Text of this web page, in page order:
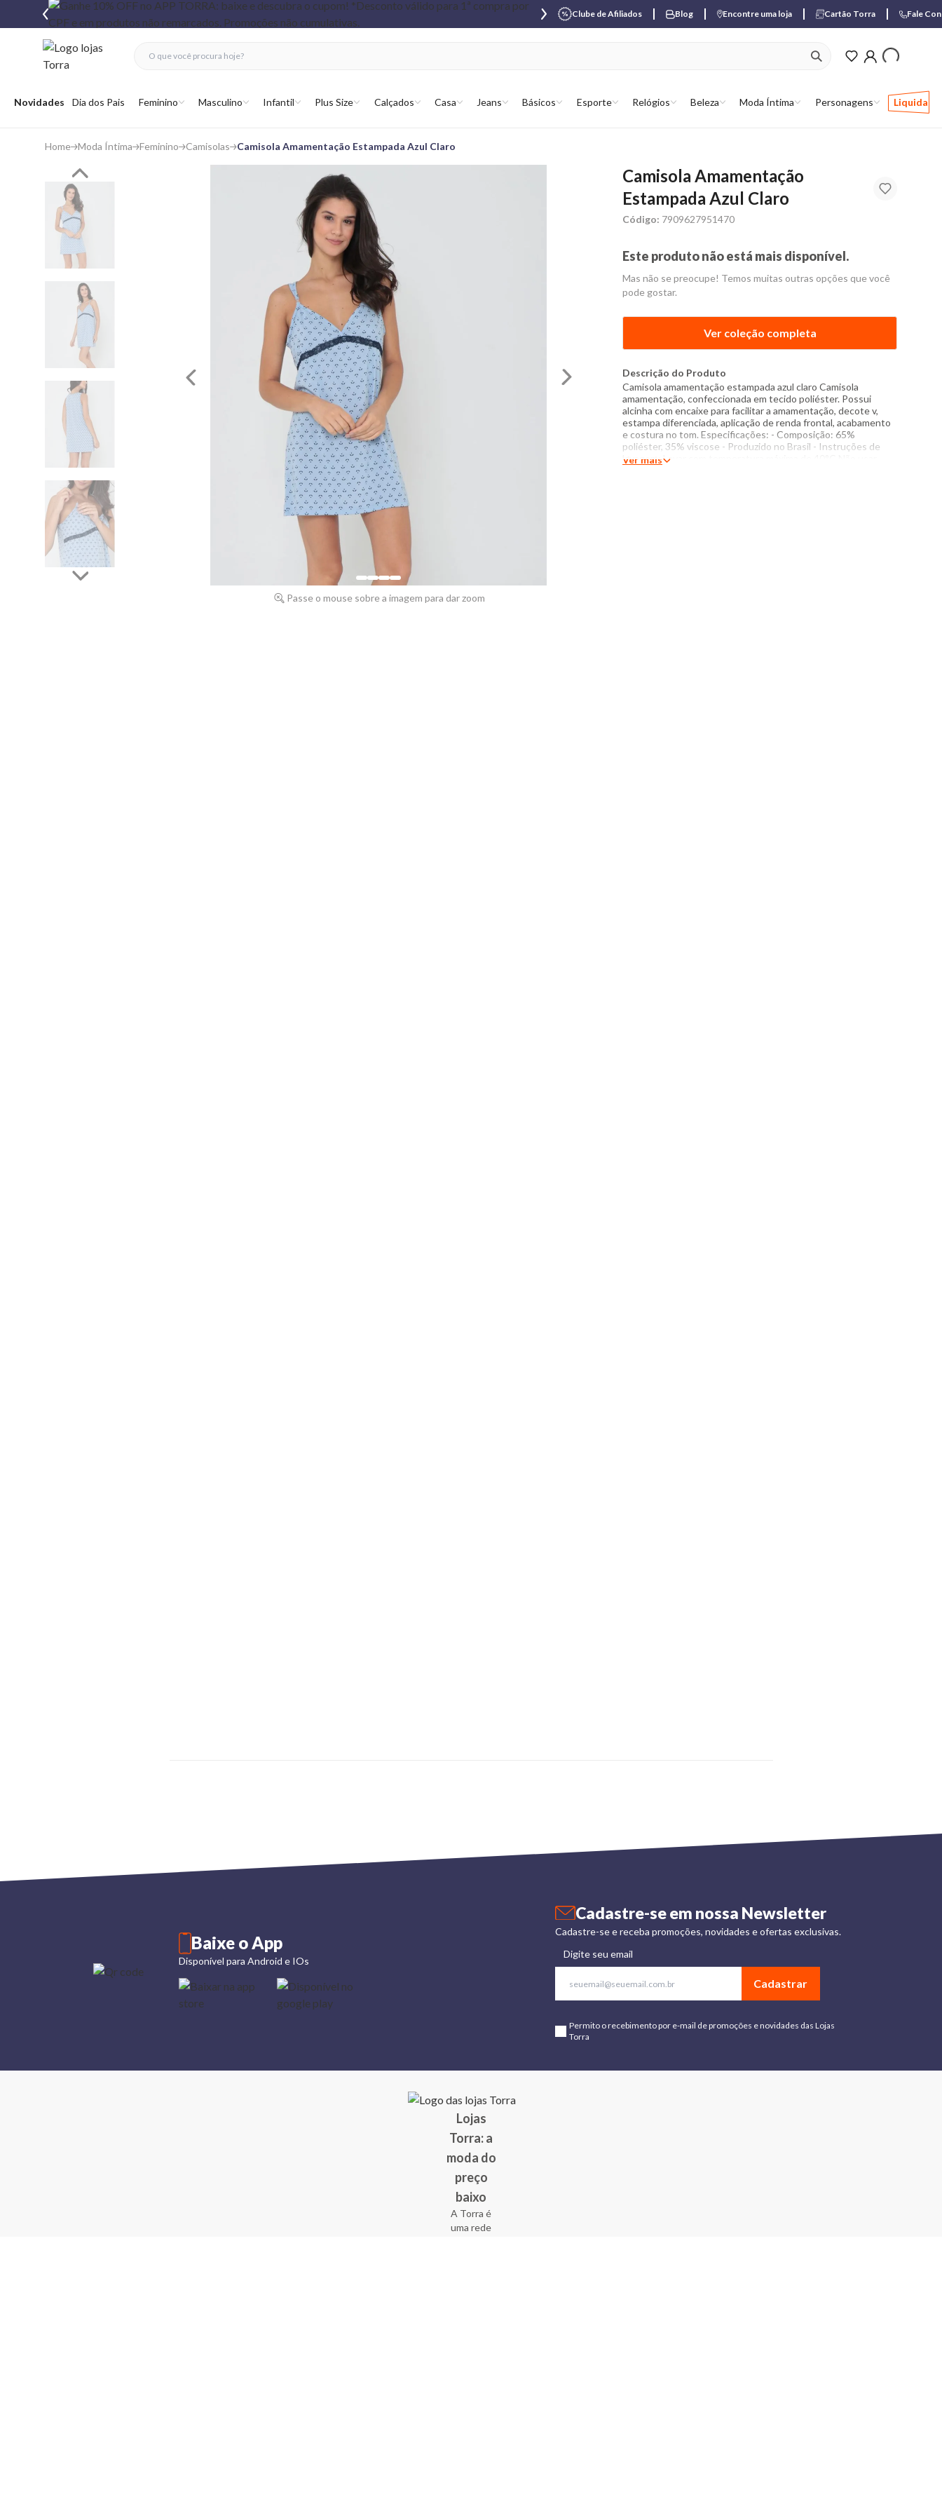
Clube de Afiliados Blog Encontre uma loja Cartão Torra Fale
Abrir menu
Novidades Dia dos Pais Feminino Masculino Infantil Plus Size Calçados Casa Jeans Básicos Esporte Relógios Beleza Moda Íntima Personagens Liquida
ver produtos
fechar menu
fechar menu
favoritos
Home Moda Íntima Feminino Camisolas Camisola Amamentação Estampada Azul Claro
Passe o mouse sobre a imagem para dar zoom
Camisola Amamentação
Estampada Azul Claro
Código: 7909627951470
Este produto não está mais disponível.
Mas não se preocupe! Temos muitas outras opções que você
pode gostar.
Ver coleção completa
Descrição do Produto
Camisola amamentação estampada azul claro Camisola
amamentação, confeccionada em tecido poliéster. Possui
alcinha com encaixe para facilitar a amamentação, decote v,
estampa diferenciada, aplicação de renda frontal, acabamento
e costura no tom. Especificações: - Composição: 65%
poliéster, 35% viscose - Produzido no Brasil - Instruções de
lavagem: Lavar com temperatura máxima de 40°C Não usar
Ver mais
Cadastre-se em nossa Newsletter
Cadastre-se e receba promoções, novidades e ofertas exclusivas.
Digite seu email
Cadastrar
Permito o recebimento por e-mail de promoções e novidades das Lojas
Torra
Baixe o App
Disponível para Android e IOs
Lojas
Torra: a
moda do
preço
baixo
A Torra é
uma rede